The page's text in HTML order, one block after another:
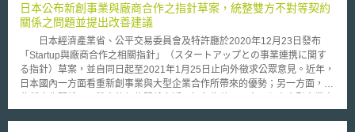
日本公布新創事業與廠商合作之指針草案，統整雙方不對等契約
關係之問題並提出改善建議
日本經濟產業省、公平交易委員會及特許廳於2020年12月23日發布
「Startup與廠商合作之相關指針」（スタートアップとの事業連携に関す
る指針）草案，並自同日起至2021年1月25日止向外徵求公眾意見。近年，
日本國內一方面看重新創事業與大型企業合作所帶來的優勢；另一方面，在
獨占專利權等問題。基此，配合2020年4月未來投資會議的決議要求，統整